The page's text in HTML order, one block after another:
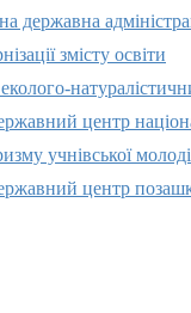
державна
змісту освіти
центр
учнівської молоді
центр